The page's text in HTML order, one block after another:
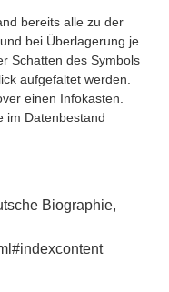
bereits alle zu der
bei Überlagerung je
Schatten des Symbols
aufgefaltet werden.
einen Infokasten.
im Datenbestand
Biographie,